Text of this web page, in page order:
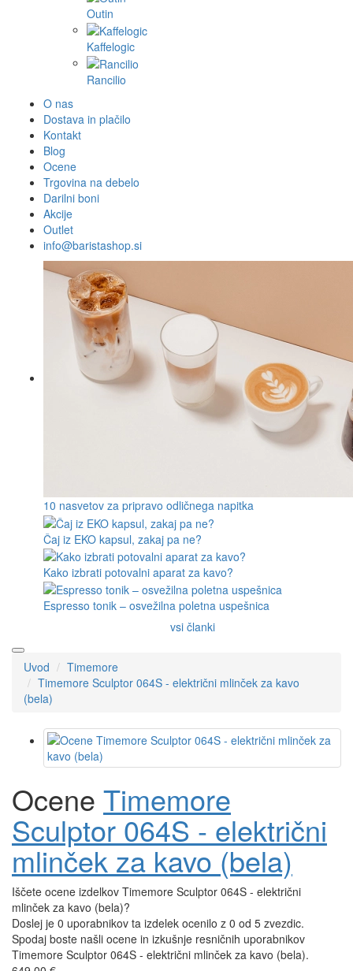
Outin
Kaffelogic
Rancilio
O nas
Dostava in plačilo
Kontakt
Blog
Ocene
Trgovina na debelo
Darilni boni
Akcije
Outlet
info@baristashop.si
10 nasvetov za pripravo odličnega napitka
Čaj iz EKO kapsul, zakaj pa ne?
Kako izbrati potovalni aparat za kavo?
Espresso tonik – osvežilna poletna uspešnica
vsi članki
Uvod
Timemore
Timemore Sculptor 064S - električni mlinček za kavo
(bela)
Ocene Timemore
Sculptor 064S - električni
mlinček za kavo (bela)
Iščete ocene izdelkov Timemore Sculptor 064S - električni
mlinček za kavo (bela)?
Doslej je 0 uporabnikov ta izdelek ocenilo z 0 od 5 zvezdic.
Spodaj boste našli ocene in izkušnje resničnih uporabnikov
Timemore Sculptor 064S - električni mlinček za kavo (bela).